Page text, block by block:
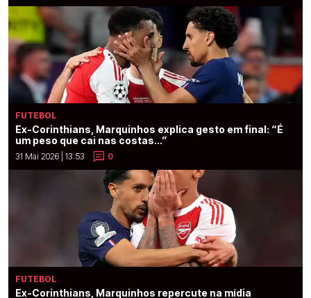
FUTEBOL
Ex-Corinthians, Marquinhos explica gesto em final: “É
um peso que cai nas costas...”
31 Mai 2026 | 13:53 0
FUTEBOL
Ex-Corinthians, Marquinhos repercute na mídia